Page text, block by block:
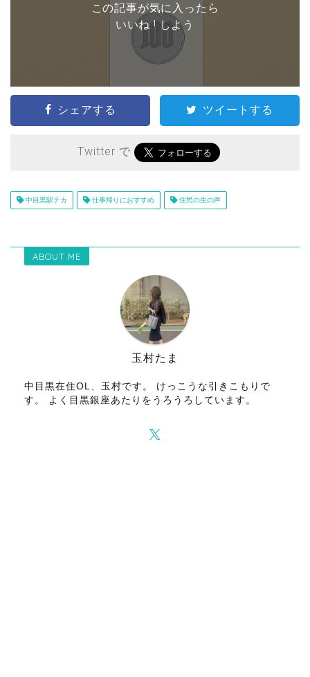
この記事が気に入ったら
いいね ! しよう
シェアする ツイートする
Twitter で
中目黒駅チカ 仕事帰りにおすすめ 住民の生の声
ABOUT ME
玉村たま
中目黒在住OL、玉村です。 けっこうな引きこもりで
す。 よく目黒銀座あたりをうろうろしています。